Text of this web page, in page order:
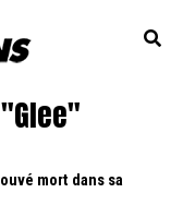
mort dans sa